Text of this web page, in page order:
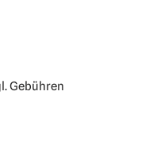
Gebühren